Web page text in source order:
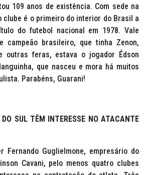
109 anos de existência. Com sede na
clube é o primeiro do interior do Brasil a
do futebol nacional em 1978. Vale
campeão brasileiro, que tinha Zenon,
outras feras, estava o jogador Édson
que nasceu e mora há muitos
Parabéns, Guarani!
SUL TÊM INTERESSE NO ATACANTE
Fernando Guglielmone, empresário do
Cavani, pelo menos quatro clubes